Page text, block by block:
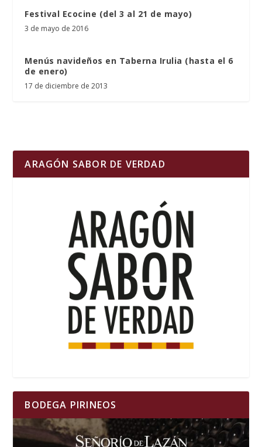
Festival Ecocine (del 3 al 21 de mayo)
3 de mayo de 2016
Menús navideños en Taberna Irulia (hasta el 6
de enero)
17 de diciembre de 2013
ARAGÓN SABOR DE VERDAD
BODEGA PIRINEOS